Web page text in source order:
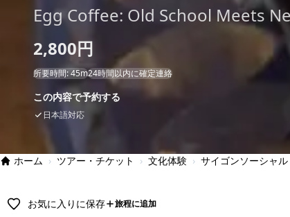
Egg Coffee: Old School Meets
2,800円
所要時間: 45m24時間以内に確定連絡
この内容で予約する
日本語対応
ホーム › ツアー・チケット › 文化体験 › サイゴンソーシャル
お気に入りに保存 旅程に追加